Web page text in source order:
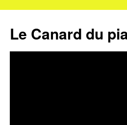
Le Canard du